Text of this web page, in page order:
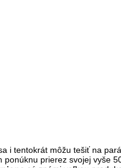
i tentokrát môžu tešiť na
ponúknu prierez svojej vyše